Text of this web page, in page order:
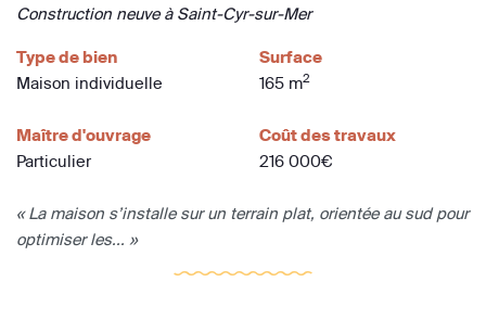
Construction neuve à Saint-Cyr-sur-Mer
Type de bien
Maison individuelle
Surface
165 m2
Maître d'ouvrage
Particulier
Coût des travaux
216 000€
« La maison s’installe sur un terrain plat, orientée au sud pour
optimiser les... »